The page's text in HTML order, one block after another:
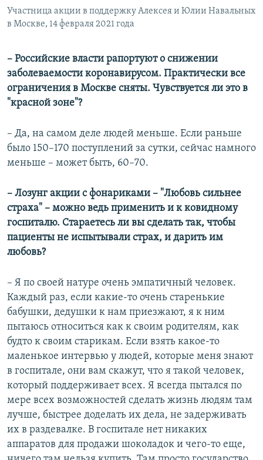
Участница акции в поддержку Алексея и Юлии Навальных
в Москве, 14 февраля 2021 года
– Российские власти рапортуют о снижении
заболеваемости коронавирусом. Практически все
ограничения в Москве сняты. Чувствуется ли это в
"красной зоне"?
– Да, на самом деле людей меньше. Если раньше
было 150–170 поступлений за сутки, сейчас намного
меньше – может быть, 60–70.
– Лозунг акции с фонариками – "Любовь сильнее
страха" – можно ведь применить и к ковидному
госпиталю. Стараетесь ли вы сделать так, чтобы
пациенты не испытывали страх, и дарить им
любовь?
– Я по своей натуре очень эмпатичный человек.
Каждый раз, если какие-то очень старенькие
бабушки, дедушки к нам приезжают, я к ним
пытаюсь относиться как к своим родителям, как
будто к своим старикам. Если взять какое-то
маленькое интервью у людей, которые меня знают
в госпитале, они вам скажут, что я такой человек,
который поддерживает всех. Я всегда пытался по
мере всех возможностей сделать жизнь людям там
лучше, быстрее доделать их дела, не задерживать
их в раздевалке. В госпитале нет никаких
аппаратов для продажи шоколадок и чего-то еще,